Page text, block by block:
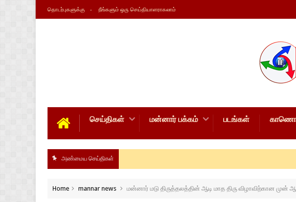
தொடர்புகளுக்கு நீங்களும் ஒரு செய்தியாளராகலாம்
செய்திகள் மன்னார் பக்கம் படங்கள்
அண்மைய செய்திகள்
Home mannar news மன்னார் மடு திருத்தலத்தின் ஆடி மாத திரு விழாவிற்கான